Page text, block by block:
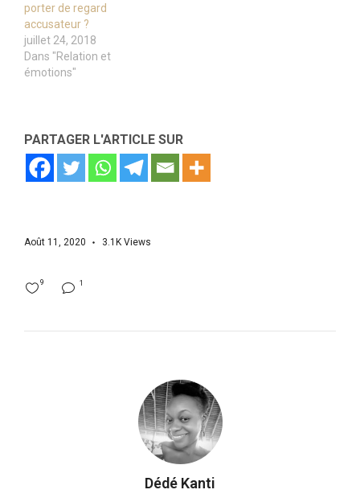
porter de regard
accusateur ?
juillet 24, 2018
Dans "Relation et
émotions"
PARTAGER L'ARTICLE SUR
Août 11, 2020 3.1K Views
1
9
Dédé Kanti